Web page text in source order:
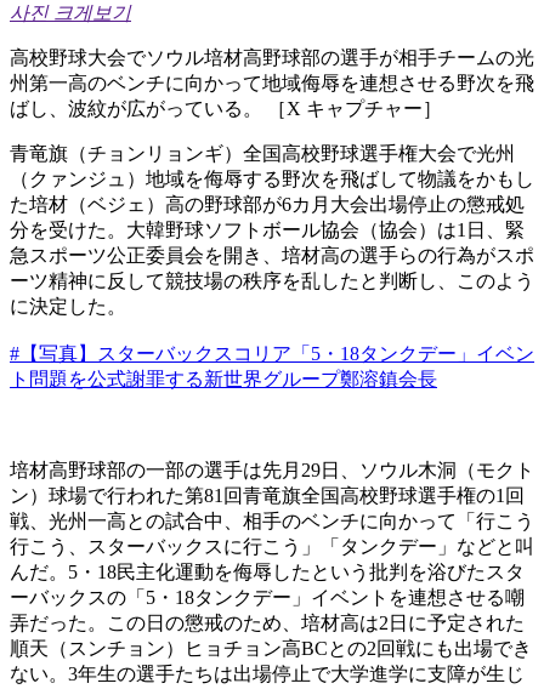
사진 크게보기
高校野球大会でソウル培材高野球部の選手が相手チームの光
州第一高のベンチに向かって地域侮辱を連想させる野次を飛
ばし、波紋が広がっている。 ［X キャプチャー］
青竜旗（チョンリョンギ）全国高校野球選手権大会で光州
（クァンジュ）地域を侮辱する野次を飛ばして物議をかもし
た培材（ベジェ）高の野球部が6カ月大会出場停止の懲戒処
分を受けた。大韓野球ソフトボール協会（協会）は1日、緊
急スポーツ公正委員会を開き、培材高の選手らの行為がスポ
ーツ精神に反して競技場の秩序を乱したと判断し、このよう
に決定した。
#【写真】スターバックスコリア「5・18タンクデー」イベン
ト問題を公式謝罪する新世界グループ鄭溶鎮会長
培材高野球部の一部の選手は先月29日、ソウル木洞（モクト
ン）球場で行われた第81回青竜旗全国高校野球選手権の1回
戦、光州一高との試合中、相手のベンチに向かって「行こう
行こう、スターバックスに行こう」「タンクデー」などと叫
んだ。5・18民主化運動を侮辱したという批判を浴びたスタ
ーバックスの「5・18タンクデー」イベントを連想させる嘲
弄だった。この日の懲戒のため、培材高は2日に予定された
順天（スンチョン）ヒョチョン高BCとの2回戦にも出場でき
ない。3年生の選手たちは出場停止で大学進学に支障が生じ